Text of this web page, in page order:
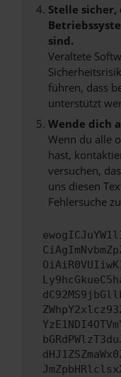
Stelle sicher,
sind.
Veraltete
führen, dass
unterstützt
Wende dich
Wenn du alle
hast,
versuchen,
uns diesen
Fehlersuche